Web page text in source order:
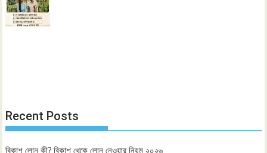
Recent Posts
বিকাশ লোন কী? বিকাশ থেকে লোন নেওয়ার নিয়ম ২০২৬